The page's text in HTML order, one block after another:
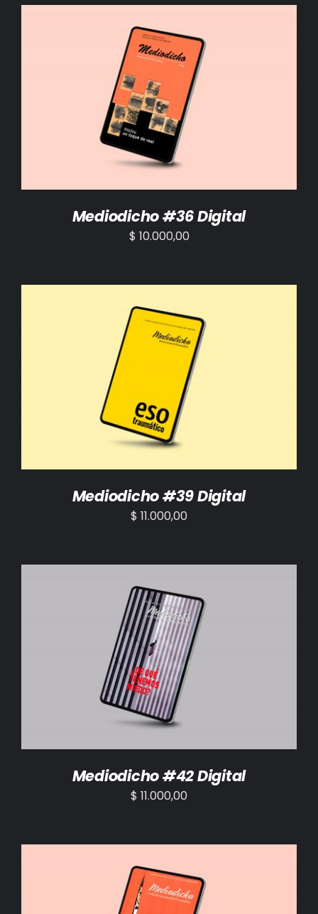
AÑADIR AL CARRITO /
Mediodicho #36 Digital
$ 10.000,00
AÑADIR AL CARRITO /
Mediodicho #39 Digital
$ 11.000,00
AÑADIR AL CARRITO /
Mediodicho #42 Digital
$ 11.000,00